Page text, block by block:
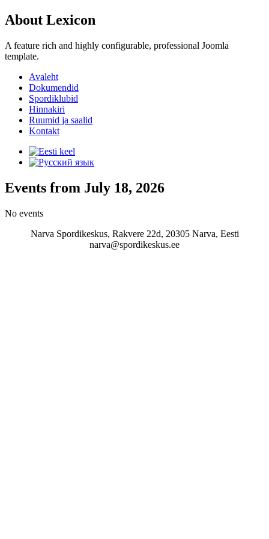
About Lexicon
A feature rich and highly configurable, professional Joomla
template.
Avaleht
Dokumendid
Spordiklubid
Hinnakiri
Ruumid ja saalid
Kontakt
Events from July 18, 2026
No events
Narva Spordikeskus, Rakvere 22d, 20305 Narva, Eesti
narva@spordikeskus.ee